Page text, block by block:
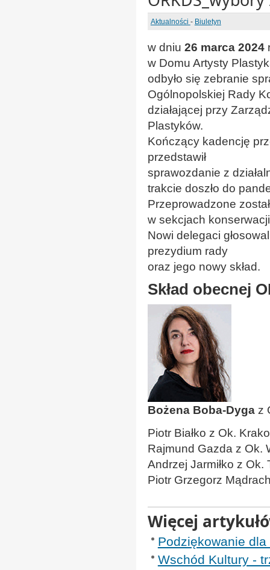
Aktualności - Biuletyn
w dniu 26 marca 2024
w Domu Artysty
odbyło się zebranie
Ogólnopolskiej Rady
działającej przy
Plastyków.
Kończący kadencję
przedstawił
sprawozdanie z
trakcie doszło do
Przeprowadzone
w sekcjach
Nowi delegaci
prezydium rady
oraz jego nowy skład.
Skład obecnej
Bożena Boba-Dygaz
Piotr Białko z Ok.
Rajmund Gazda z Ok.
Andrzej Jarmiłko z
Piotr Grzegorz
Więcej
Podziękowanie
Wschód Kultury -